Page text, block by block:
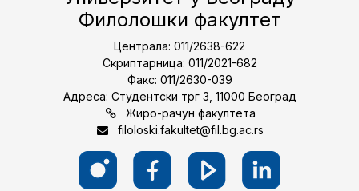
Филолошки факултет
Централа: 011/2638-622
Скриптарница: 011/2021-682
Факс: 011/2630-039
Адреса: Студентски трг 3, 11000 Београд
Жиро-рачун факултета
filoloski.fakultet@fil.bg.ac.rs